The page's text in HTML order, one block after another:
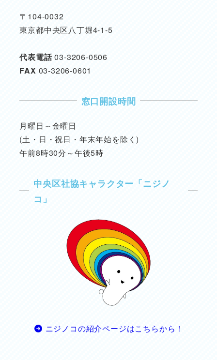
〒104-0032
東京都中央区八丁堀4-1-5
代表電話03-3206-0506
FAX 03-3206-0601
窓口開設時間
月曜日～金曜日
(土・日・祝日・年末年始を除く)
午前8時30分～午後5時
中央区社協キャラクター「ニジノ
コ」
ニジノコの紹介ページはこちらから！